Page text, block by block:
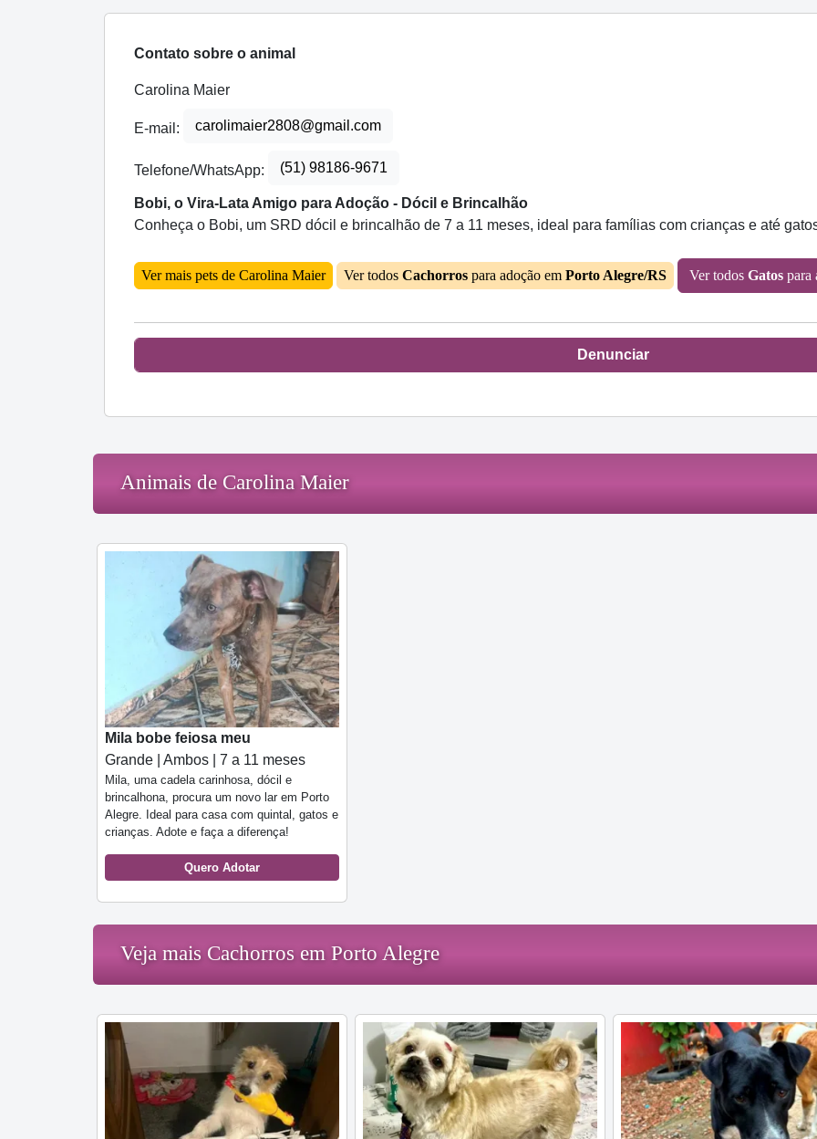
Contato sobre o animal
Carolina Maier
E-mail: carolimaier2808@gmail.com
Telefone/WhatsApp: (51) 98186-9671
Bobi, o Vira-Lata Amigo para Adoção - Dócil e Brincalhão
Conheça o Bobi, um SRD dócil e brincalhão de 7 a 11 meses, ideal para famílias com crianças e até
Ver mais pets de Carolina Maier Ver todos Cachorros para adoção em Porto Alegre/RS Ver todos Gatos para
Denunciar
Animais de Carolina Maier
Mila bobe feiosa meu
Grande | Ambos | 7 a 11 meses
Mila, uma cadela carinhosa, dócil e
brincalhona, procura um novo lar em Porto
Alegre. Ideal para casa com quintal, gatos e
crianças. Adote e faça a diferença!
Quero Adotar
Veja mais Cachorros em Porto Alegre